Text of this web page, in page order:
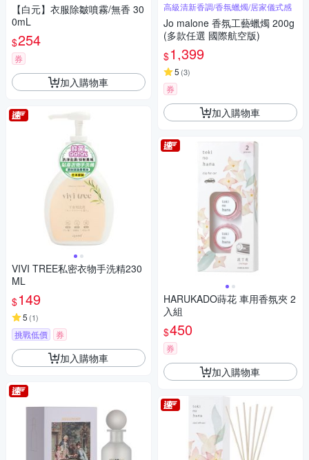
【白元】衣服除皺噴霧/無香 30
0mL
$254
券
加入購物車
VIVI TREE私密衣物手洗精230
ML
$149
5 (1)
挑戰低價 券
加入購物車
高級清新香調/香氛蠟燭/居家儀式感
Jo malone 香氛工藝蠟燭 200g
(多款任選 國際航空版)
$1,399
5 (3)
券
加入購物車
HARUKADO蒔花 車用香氛夾 2
入組
$450
券
加入購物車